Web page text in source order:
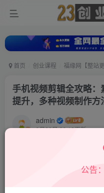
首页 创业课程 福缘网【整站更
手机视频剪辑全攻略
提升，多种视频制作方
admin
9月29日 20:19更新
公告